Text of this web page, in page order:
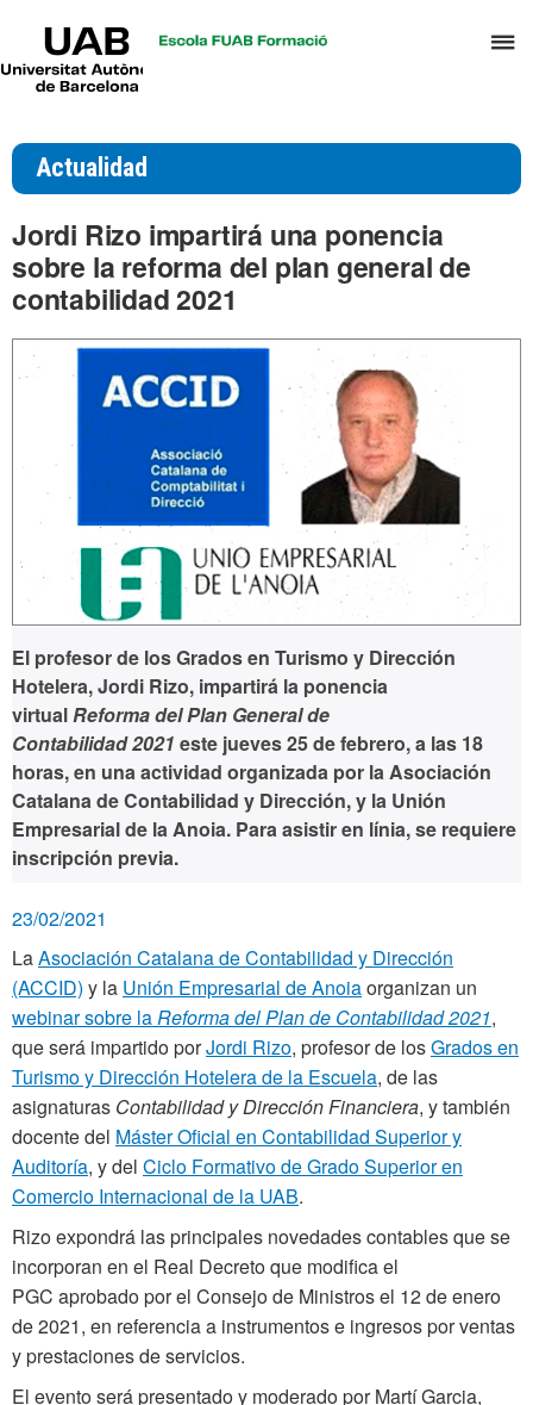
Universitat
Actualidad
Jordi Rizo impartirá una ponencia
sobre la reforma del plan general de
contabilidad 2021
El profesor de los Grados en Turismo y Dirección
Hotelera, Jordi Rizo, impartirá la ponencia
virtualReforma del Plan General de
Contabilidad 2021 este jueves 25 de febrero, a las 18
horas, en una actividad organizada por la Asociación
Catalana de Contabilidad y Dirección, y la Unión
Empresarial de la Anoia. Para asistir en línia, se requiere
inscripción previa.
23/02/2021
LaAsociación Catalana de Contabilidad y Dirección
(ACCID) y la Unión Empresarial de Anoiaorganizan un
webinar sobre laReforma del Plan de Contabilidad 2021,
que será impartido porJordi Rizo, profesor de losGrados en
Turismo y Dirección Hotelera de la Escuela, de las
asignaturas Contabilidad y Dirección Financiera, y también
docente del Máster Oficial en Contabilidad Superior y
Auditoría, y del Ciclo Formativo de Grado Superior en
Comercio Internacional de la UAB.
Rizo expondrá las principales novedades contables que se
incorporan en el Real Decreto que modifica el
PGC aprobado por el Consejo de Ministros el 12 de enero
de 2021, en referencia a instrumentos e ingresos por ventas
y prestaciones de servicios.
El evento será presentado y moderado por Martí Garcia,